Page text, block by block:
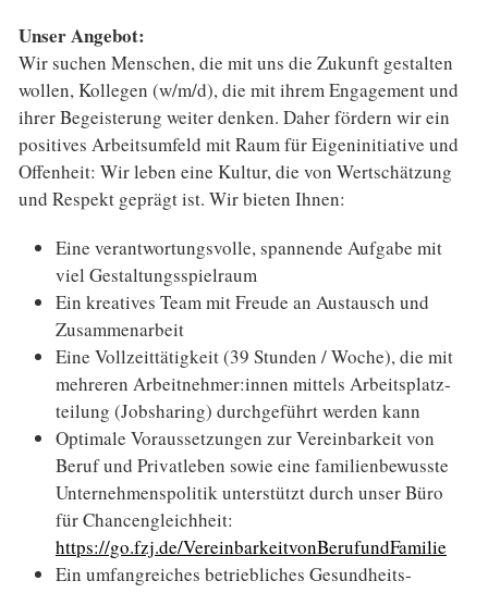
Unser Angebot:
Wir suchen Menschen, die mit uns die Zukunft gestalten
wollen, Kollegen (w/m/d), die mit ihrem Engagement und
ihrer Begeisterung weiter denken. Daher fördern wir ein
positives Arbeits­umfeld mit Raum für Eigeninitiative und
Offenheit: Wir leben eine Kultur, die von Wert­schätzung
und Respekt geprägt ist. Wir bieten Ihnen:
Eine verantwortungsvolle, spannende Aufgabe mit
viel Gestaltungs­spielraum
Ein kreatives Team mit Freude an Austausch und
Zusammenarbeit
Eine Vollzeittätigkeit (39 Stunden / Woche), die mit
mehreren Arbeit­nehmer:innen mittels Arbeits­platz­
teilung (Jobsharing) durchgeführt werden kann
Optimale Voraussetzungen zur Vereinbarkeit von
Beruf und Privatleben sowie eine familien­bewusste
Unternehmens­politik unterstützt durch unser Büro
für Chancen­gleichheit:
https://go.fzj.de/VereinbarkeitvonBerufundFamilie
Ein umfangreiches betriebliches Gesundheits­